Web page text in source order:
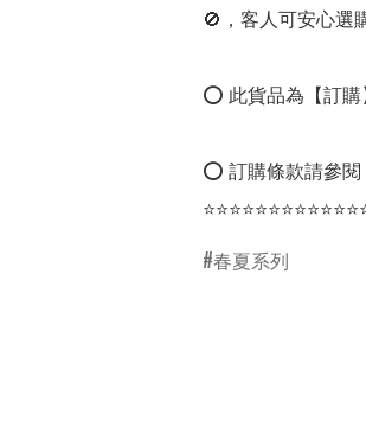
🚫，客人可安心選
⭕ 此貨品為【訂購
⭕ 訂購條款請參
春夏系列